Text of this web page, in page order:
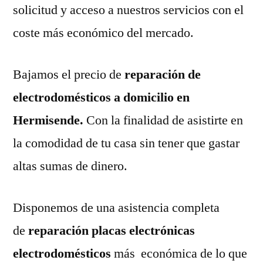
solicitud y acceso a nuestros servicios con el
coste más económico del mercado.
Bajamos el precio de reparación de
electrodomésticos a domicilio en
Hermisende. Con la finalidad de asistirte en
la comodidad de tu casa sin tener que gastar
altas sumas de dinero.
Disponemos de una asistencia completa
de reparación placas electrónicas
electrodomésticos más económica de lo que